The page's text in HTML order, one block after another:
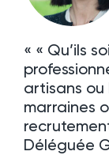
« « Qu’ils
artisans ou
marraines
Déléguée